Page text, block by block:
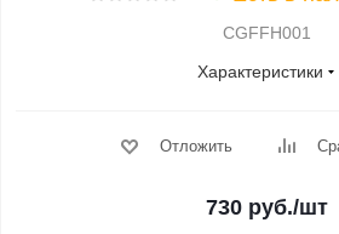
CGFFH001
Характеристики
Отложить
730 руб./шт